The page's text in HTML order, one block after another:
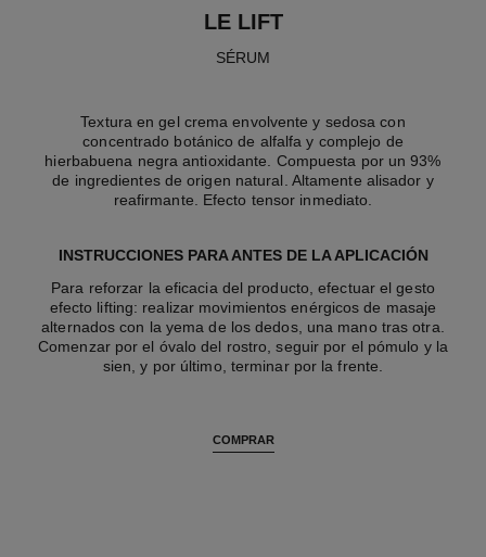
LE LIFT
SÉRUM
Textura en gel crema envolvente y sedosa con
concentrado botánico de alfalfa y complejo de
hierbabuena negra antioxidante. Compuesta por un 93%
de ingredientes de origen natural. Altamente alisador y
reafirmante. Efecto tensor inmediato.
INSTRUCCIONES PARA ANTES DE LA APLICACIÓN
Para reforzar la eficacia del producto, efectuar el gesto
efecto lifting: realizar movimientos enérgicos de masaje
alternados con la yema de los dedos, una mano tras otra.
Comenzar por el óvalo del rostro, seguir por el pómulo y la
sien, y por último, terminar por la frente.
COMPRAR